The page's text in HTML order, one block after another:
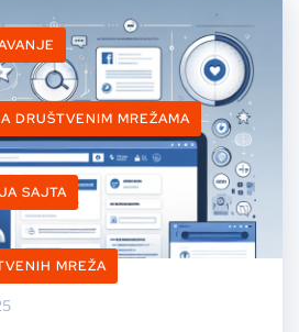
DRUŠTVENIM MREŽAMA
SAJTA
MREŽA